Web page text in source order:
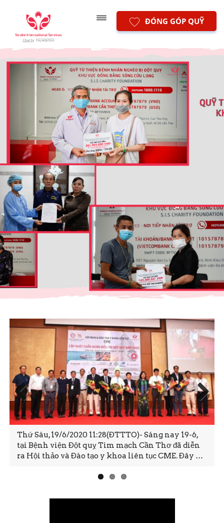
ĐÓNG GÓP QUỸ
Thứ Sáu, 19/6/2020 11:28(ĐTTTO)- Sáng nay 19-6,
tại Bệnh viện Đột quỵ Tim mạch Cần Thơ đã diễn
ra Hội thảo và Đào tạo y khoa liên tục CME. Đây …
Prev
ious
Next